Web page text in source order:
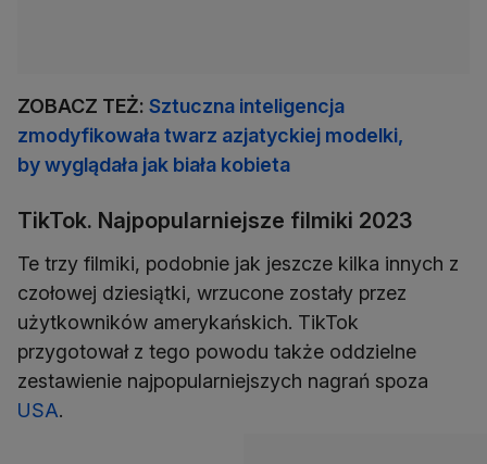
ZOBACZ TEŻ: Sztuczna inteligencja
zmodyfikowała twarz azjatyckiej modelki,
by wyglądała jak biała kobieta
TikTok. Najpopularniejsze filmiki 2023
Te trzy filmiki, podobnie jak jeszcze kilka innych z
czołowej dziesiątki, wrzucone zostały przez
użytkowników amerykańskich. TikTok
przygotował z tego powodu także oddzielne
zestawienie najpopularniejszych nagrań spoza
USA.